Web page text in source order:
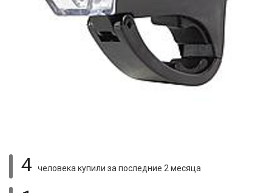
4 человека купили за последние 2 месяца